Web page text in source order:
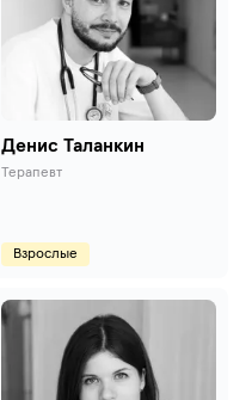
Денис Таланкин
Терапевт
Взрослые